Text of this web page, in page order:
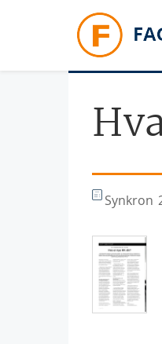
Synkron